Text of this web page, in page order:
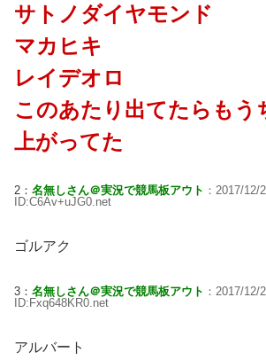
サトノダイヤモンド
マカヒキ
レイデオロ
このあたり出てたらもう
上がってた
2： 名無しさん＠実況で競馬板アウト ：2017/12/
ID:C6Av+uJG0.net
ゴルアク
3： 名無しさん＠実況で競馬板アウト ：2017/12/
ID:Fxq648KR0.net
アルバート